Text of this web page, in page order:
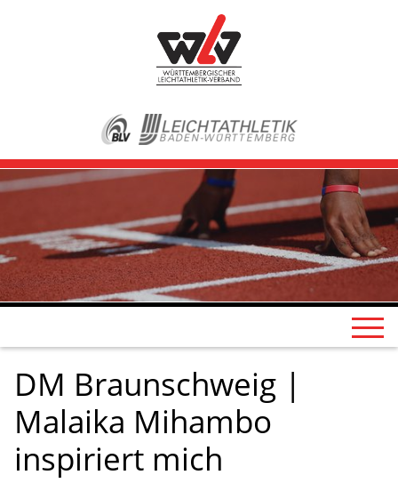
DM Braunschweig |
Malaika Mihambo
inspiriert mich